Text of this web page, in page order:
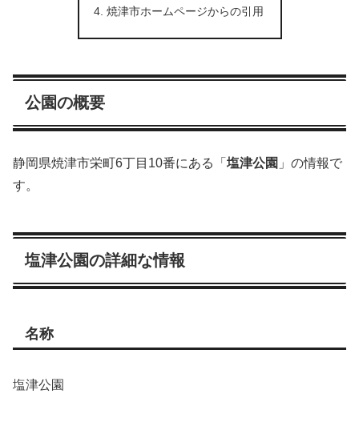
焼津市ホームページからの引用
公園の概要
静岡県焼津市栄町6丁目10番にある「 塩津公園 」の情報で
す。
塩津公園の詳細な情報
名称
塩津公園